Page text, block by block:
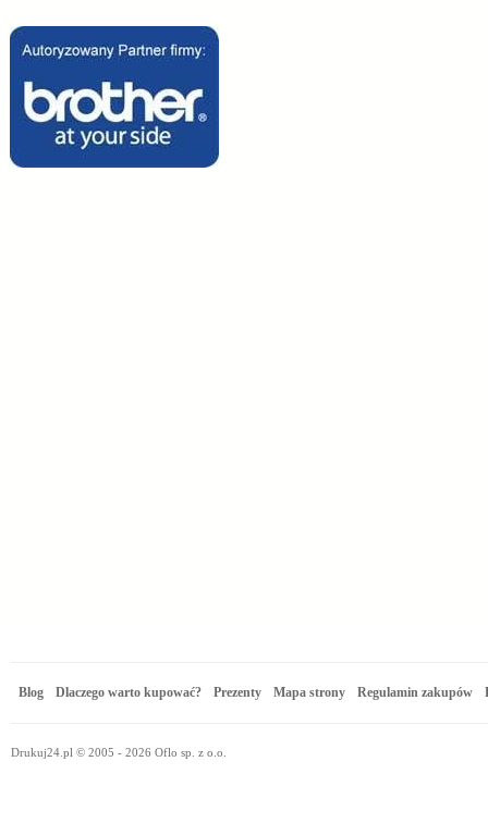
Blog Dlaczego warto kupować? Prezenty Mapa strony Regulamin zakupów
Drukuj24.pl © 2005 - 2026 Oflo sp. z o.o.